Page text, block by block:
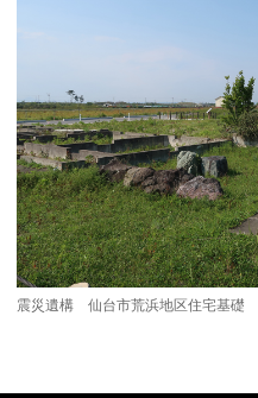
震災遺構 仙台市荒浜地区住宅基礎